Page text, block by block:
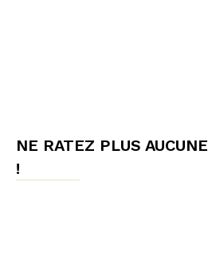
NE RATEZ PLUS
!